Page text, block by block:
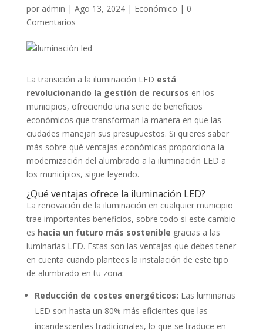
por admin | Ago 13, 2024| Económico | 0
Comentarios
La transición a la iluminación LED está
revolucionando la gestión de recursos en los
municipios, ofreciendo una serie de beneficios
económicos que transforman la manera en que las
ciudades manejan sus presupuestos. Si quieres saber
más sobre qué ventajas económicas proporciona la
modernización del alumbrado a la iluminación LED a
los municipios, sigue leyendo.
¿Qué ventajas ofrece la iluminación LED?
La renovación de la iluminación en cualquier municipio
trae importantes beneficios, sobre todo si este cambio
es hacia un futuro más sostenible gracias a las
luminarias LED. Estas son las ventajas que debes tener
en cuenta cuando plantees la instalación de este tipo
de alumbrado en tu zona:
Reducción de costes energéticos: Las luminarias
LED son hasta un 80% más eficientes que las
incandescentes tradicionales, lo que se traduce en